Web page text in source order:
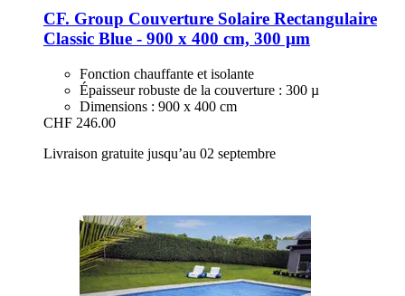
CF. Group Couverture Solaire Rectangulaire
Classic Blue -​ 900 x 400 cm, 300 µm
Fonction chauffante et isolante
Épaisseur robuste de la couverture : 300 µ
Dimensions : 900 x 400 cm
CHF 246.00
Livraison gratuite jusqu’au 02 septembre